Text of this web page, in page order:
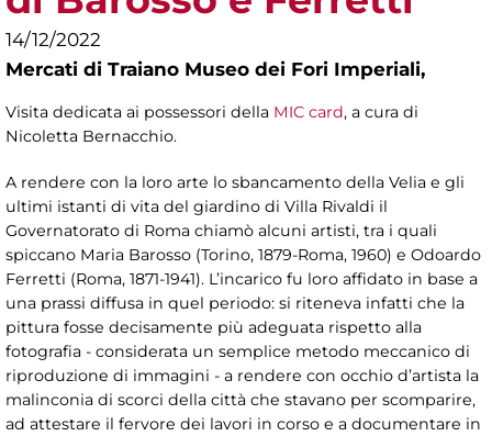
14/12/2022
Mercati di Traiano Museo dei Fori Imperiali,
Visita dedicata ai possessori della MIC card, a cura di
Nicoletta Bernacchio.
A rendere con la loro arte lo sbancamento della Velia e gli
ultimi istanti di vita del giardino di Villa Rivaldi il
Governatorato di Roma chiamò alcuni artisti, tra i quali
spiccano Maria Barosso (Torino, 1879-Roma, 1960) e Odoardo
Ferretti (Roma, 1871-1941). L’incarico fu loro affidato in base a
una prassi diffusa in quel periodo: si riteneva infatti che la
pittura fosse decisamente più adeguata rispetto alla
fotografia - considerata un semplice metodo meccanico di
riproduzione di immagini - a rendere con occhio d’artista la
malinconia di scorci della città che stavano per scomparire,
ad attestare il fervore dei lavori in corso e a documentare in